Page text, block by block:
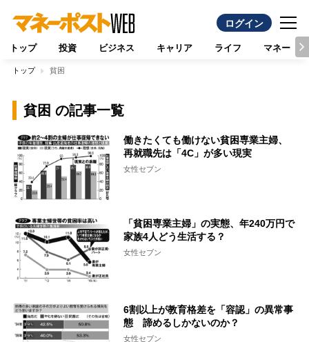
ログイン
トップ 投資 ビジネス キャリア ライフ マネー
トップ 貧困
貧困 の記事一覧
働きたくても働けない貧困専業主婦、
再就職先は「4C」が多い現実
女性セブン
「貧困専業主婦」の実態、年240万円で
家族4人どう生活する？
女性セブン
6割以上が教育格差を「容認」の異常事
態 諦めるしかないのか？
女性セブン